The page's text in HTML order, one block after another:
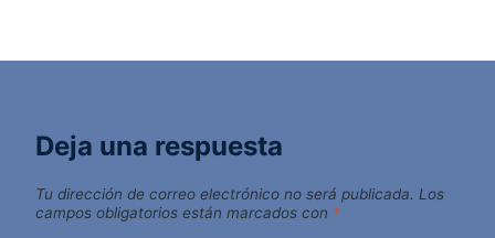
Deja una respuesta
Tu dirección de correo electrónico no será publicada. Los
campos obligatorios están marcados con *